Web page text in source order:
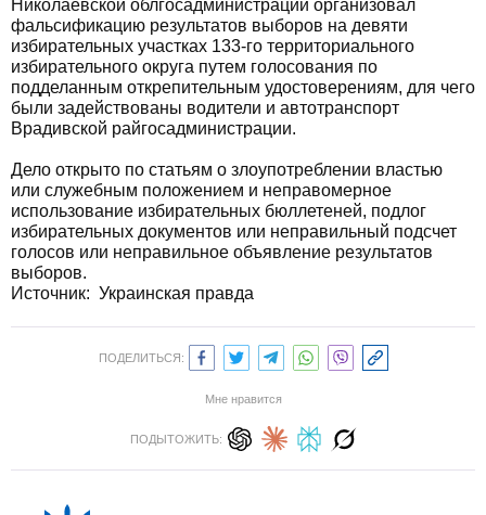
Николаевской облгосадминистрации организовал
фальсификацию результатов выборов на девяти
избирательных участках 133-го территориального
избирательного округа путем голосования по
подделанным открепительным удостоверениям, для чего
были задействованы водители и автотранспорт
Врадивской райгосадминистрации.
Дело открыто по статьям о злоупотреблении властью
или служебным положением и неправомерное
использование избирательных бюллетеней, подлог
избирательных документов или неправильный подсчет
голосов или неправильное объявление результатов
выборов.
Источник: Украинская правда
ПОДЕЛИТЬСЯ:
Мне нравится
ПОДЫТОЖИТЬ: